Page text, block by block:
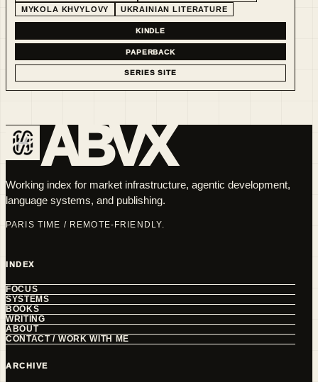
MYKOLA KHVYLOVY
UKRAINIAN LITERATURE
KINDLE
PAPERBACK
SERIES SITE
ABVX
Working index for market infrastructure, agentic development,
language systems, and publishing.
PARIS TIME / REMOTE-FRIENDLY.
INDEX
FOCUS
SYSTEMS
BOOKS
WRITING
ABOUT
CONTACT / WORK WITH ME
ARCHIVE